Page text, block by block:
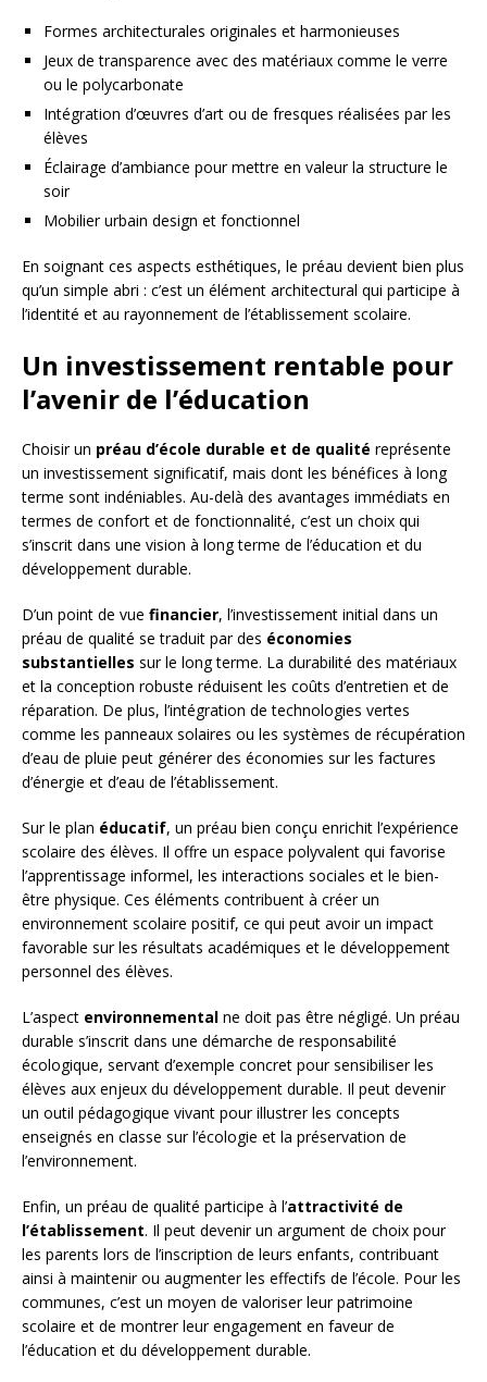
Formes architecturales originales et harmonieuses
Jeux de transparence avec des matériaux comme le verre
ou le polycarbonate
Intégration d’œuvres d’art ou de fresques réalisées par les
élèves
Éclairage d’ambiance pour mettre en valeur la structure le
soir
Mobilier urbain design et fonctionnel
En soignant ces aspects esthétiques, le préau devient bien plus
qu’un simple abri : c’est un élément architectural qui participe à
l’identité et au rayonnement de l’établissement scolaire.
Un investissement rentable pour
l’avenir de l’éducation
Choisir un préau d’école durable et de qualité représente
un investissement significatif, mais dont les bénéfices à long
terme sont indéniables. Au-delà des avantages immédiats en
termes de confort et de fonctionnalité, c’est un choix qui
s’inscrit dans une vision à long terme de l’éducation et du
développement durable.
D’un point de vue financier, l’investissement initial dans un
préau de qualité se traduit par des économies
substantielles sur le long terme. La durabilité des matériaux
et la conception robuste réduisent les coûts d’entretien et de
réparation. De plus, l’intégration de technologies vertes
comme les panneaux solaires ou les systèmes de récupération
d’eau de pluie peut générer des économies sur les factures
d’énergie et d’eau de l’établissement.
Sur le plan éducatif, un préau bien conçu enrichit l’expérience
scolaire des élèves. Il offre un espace polyvalent qui favorise
l’apprentissage informel, les interactions sociales et le bien-
être physique. Ces éléments contribuent à créer un
environnement scolaire positif, ce qui peut avoir un impact
favorable sur les résultats académiques et le développement
personnel des élèves.
L’aspect environnemental ne doit pas être négligé. Un préau
durable s’inscrit dans une démarche de responsabilité
écologique, servant d’exemple concret pour sensibiliser les
élèves aux enjeux du développement durable. Il peut devenir
un outil pédagogique vivant pour illustrer les concepts
enseignés en classe sur l’écologie et la préservation de
l’environnement.
Enfin, un préau de qualité participe à l’attractivité de
l’établissement. Il peut devenir un argument de choix pour
les parents lors de l’inscription de leurs enfants, contribuant
ainsi à maintenir ou augmenter les effectifs de l’école. Pour les
communes, c’est un moyen de valoriser leur patrimoine
scolaire et de montrer leur engagement en faveur de
l’éducation et du développement durable.